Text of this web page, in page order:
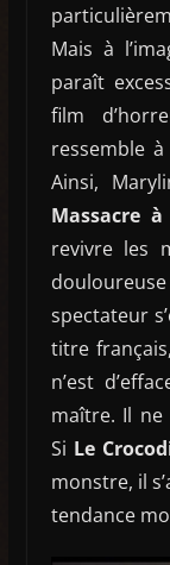
Mais à
paraît
film
ressemble
Ainsi,
Massacre
revivre les
spectateur
titre
n’est
maître. Il ne
Si Le
monstre, il
tendance